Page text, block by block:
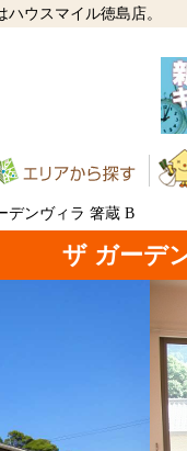
ウスマイル徳島店。
デンヴィラ 箸蔵 B
ザ ガーデ